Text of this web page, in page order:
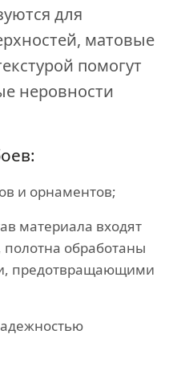
для
матовые
помогут
неровности
и орнаментов;
материала входят
обработаны
предотвращающими